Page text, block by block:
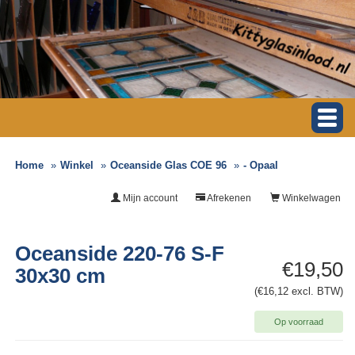
Home Winkel Oceanside Glas COE 96 - Opaal
Winkelwagen
Afrekenen
Mijn account
€19,50
(€16,12 excl. BTW)
Op voorraad
Oceanside 220-76 S-F
30x30 cm